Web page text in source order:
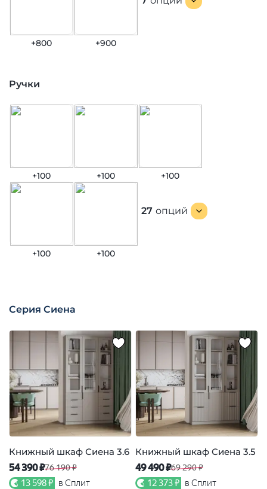
+800 +900
Ручки
+100 +100 +100
+100 +100
27 опций
Серия Сиена
Книжный шкаф Сиена 3.6
54 390 ₽76 190 ₽
13 598 ₽ в Сплит
Книжный шкаф Сиена 3.5
49 490 ₽69 290 ₽
12 373 ₽ в Сплит